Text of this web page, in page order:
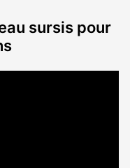
sursis pour